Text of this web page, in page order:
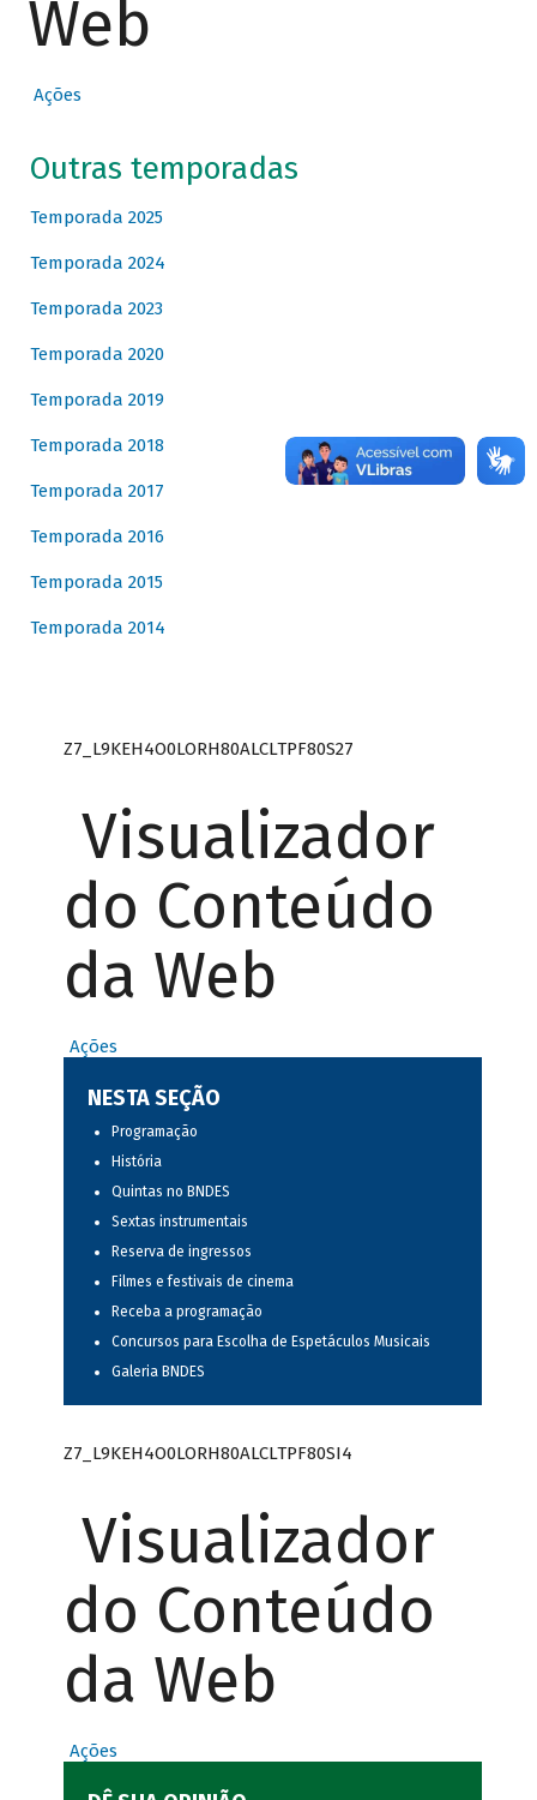
Web
Ações
Outras temporadas
Temporada 2025
Temporada 2024
Temporada 2023
Temporada 2020
Temporada 2019
Temporada 2018
Temporada 2017
Temporada 2016
Temporada 2015
Temporada 2014
Z7_L9KEH4O0LORH80ALCLTPF80S27
Visualizador
do Conteúdo
da Web
Ações
NESTA SEÇÃO
Programação
História
Quintas no BNDES
Sextas instrumentais
Reserva de ingressos
Filmes e festivais de cinema
Receba a programação
Concursos para Escolha de Espetáculos Musicais
Galeria BNDES
Z7_L9KEH4O0LORH80ALCLTPF80SI4
Visualizador
do Conteúdo
da Web
Ações